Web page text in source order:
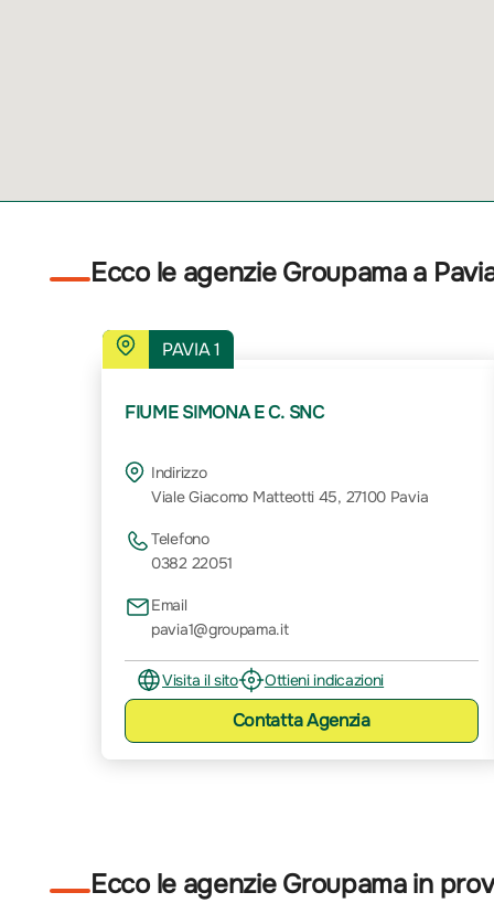
Ecco le agenzie Groupama a
PAVIA 1
FIUME SIMONA E C. SNC
Indirizzo
Viale Giacomo Matteotti 45, 27100 Pavia
Telefono
0382 22051
Email
pavia1@groupama.it
Visita il sito Ottieni indicazioni
ContattaAgenzia
Ecco le agenzie Groupama in